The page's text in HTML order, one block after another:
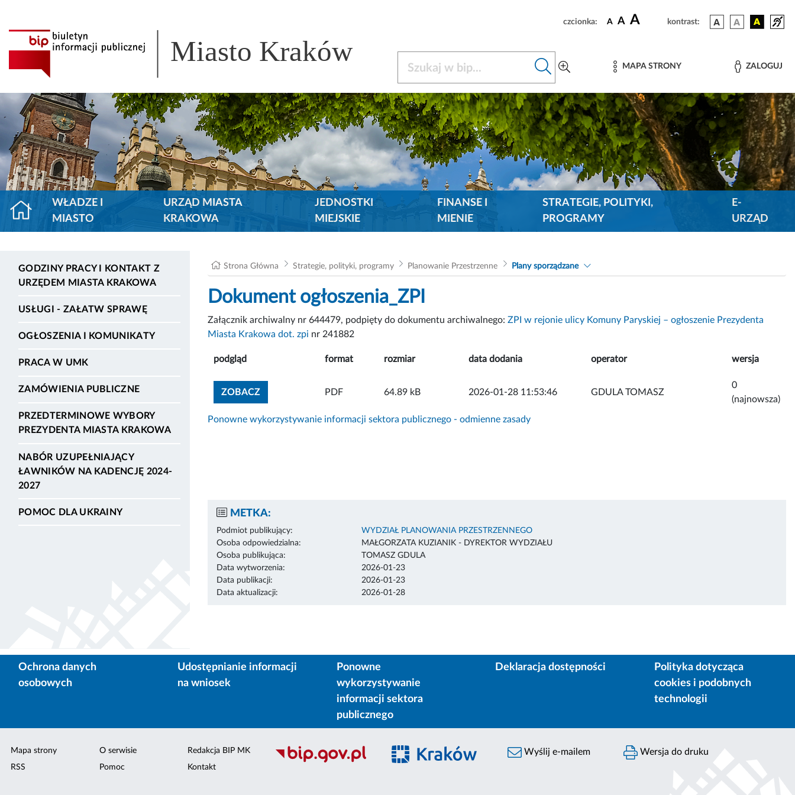
czcionka: A A A kontrast:
Miasto Kraków MAPA STRONY ZALOGUJ
WŁADZE I
MIASTO
URZĄD MIASTA
KRAKOWA
JEDNOSTKI
MIEJSKIE
FINANSE I
MIENIE
STRATEGIE, POLITYKI,
PROGRAMY
E-
URZĄD
GODZINY PRACY I KONTAKT Z
URZĘDEM MIASTA KRAKOWA
USŁUGI - ZAŁATW SPRAWĘ
OGŁOSZENIA I KOMUNIKATY
PRACA W UMK
ZAMÓWIENIA PUBLICZNE
PRZEDTERMINOWE WYBORY
PREZYDENTA MIASTA KRAKOWA
NABÓR UZUPEŁNIAJĄCY
ŁAWNIKÓW NA KADENCJĘ 2024-
2027
POMOC DLA UKRAINY
Strona Główna Strategie, polityki, programy Planowanie Przestrzenne Plany sporządzane
Dokument ogłoszenia_ZPI
Załącznik archiwalny nr 644479, podpięty do dokumentu archiwalnego: ZPI w rejonie ulicy Komuny Paryskiej – ogłoszenie Prezydenta
Miasta Krakowa dot. zpi nr 241882
podgląd format rozmiar data dodania operator wersja
ZOBACZZOBACZ ZAŁĄCZNIK
PDF 64.89 kB 2026-01-28 11:53:46 GDULA TOMASZ
0
(najnowsza)
Ponowne wykorzystywanie informacji sektora publicznego - odmienne zasady
METKA:
Podmiot publikujący:
WYDZIAŁ PLANOWANIA PRZESTRZENNEGO
Osoba odpowiedzialna:
MAŁGORZATA KUZIANIK - DYREKTOR WYDZIAŁU
Osoba publikująca:
TOMASZ GDULA
Data wytworzenia:
2026-01-23
Data publikacji:
2026-01-23
Data aktualizacji:
2026-01-28
Ochrona danych
osobowych
Udostępnianie informacji
na wniosek
Ponowne
wykorzystywanie
informacji sektora
publicznego
Deklaracja dostępności
Polityka dotycząca
cookies i podobnych
technologii
Mapa strony
RSS
O serwisie
Pomoc
Redakcja BIP MK
Kontakt
Wyślij e-mailem Wersja do druku